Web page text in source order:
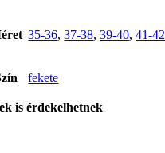
35-36,37-38,39-40,41-42
fekete
is érdekelhetnek